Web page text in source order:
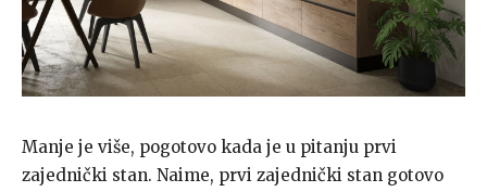
Manje je više, pogotovo kada je u pitanju prvi
zajednički stan. Naime, prvi zajednički stan gotovo